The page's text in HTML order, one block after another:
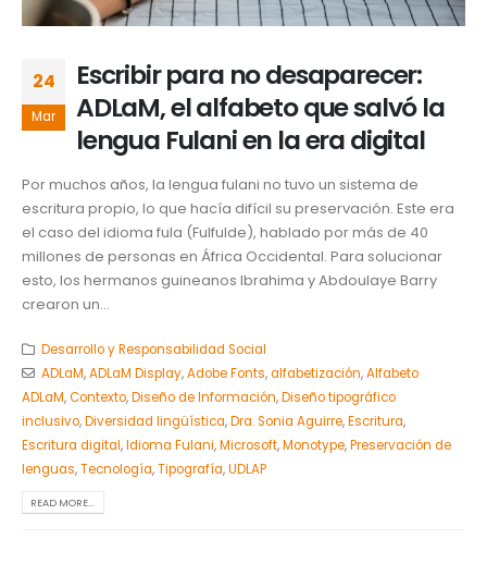
24
Mar
Escribir para no desaparecer:
ADLaM, el alfabeto que salvó la
lengua Fulani en la era digital
Por muchos años, la lengua fulani no tuvo un sistema de
escritura propio, lo que hacía difícil su preservación. Este era
el caso del idioma fula (Fulfulde), hablado por más de 40
millones de personas en África Occidental. Para solucionar
esto, los hermanos guineanos Ibrahima y Abdoulaye Barry
crearon un...
Desarrollo y Responsabilidad Social
ADLaM,ADLaM Display,Adobe Fonts,alfabetización,Alfabeto
ADLaM,Contexto,Diseño de Información,Diseño tipográfico
inclusivo,Diversidad lingüística,Dra. Sonia Aguirre,Escritura,
Escritura digital,Idioma Fulani,Microsoft,Monotype,Preservación de
lenguas,Tecnología,Tipografía,UDLAP
READ MORE...